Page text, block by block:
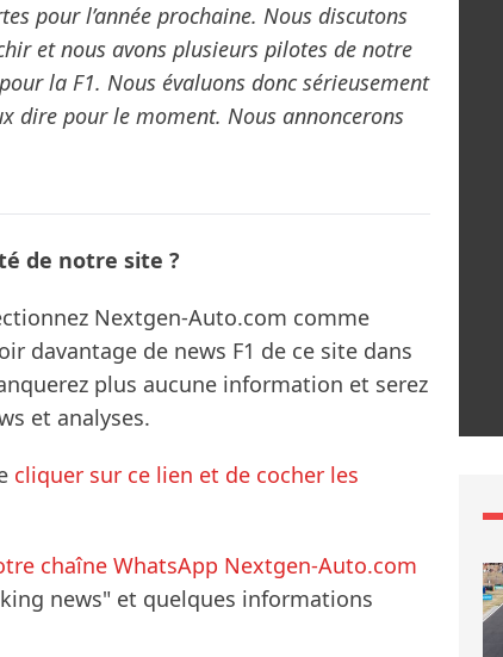
pour l’année prochaine. Nous discutons
et nous avons plusieurs pilotes de notre
la F1. Nous évaluons donc sérieusement
dire pour le moment. Nous annoncerons
de notre site ?
Nextgen-Auto.com comme
davantage de news F1 de ce site dans
plus aucune information et serez
et analyses.
cliquer sur ce lien et de cocher les
chaîne WhatsApp Nextgen-Auto.com
news" et quelques informations